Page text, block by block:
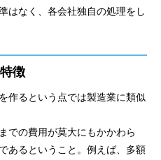
はなく、各会社独自の処理をし
徴
作るという点では製造業に類似
での費用が莫大にもかかわら
あるということ。例えば、多額